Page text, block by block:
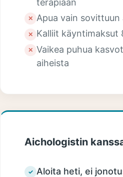
terapiaan
✕ Apua vain sovittuun
✕ Kalliit käyntimaksut
✕ Vaikea puhua
aiheista
Aichologistin
✓ Aloita heti, ei